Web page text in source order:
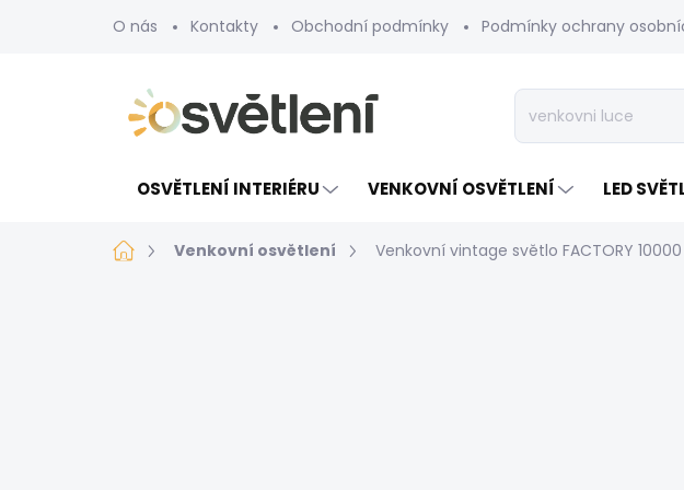
O nás Kontakty Obchodní podmínky Podmínky ochrany
OSVĚTLENÍ INTERIÉRU VENKOVNÍ OSVĚTLENÍ LED
DomůVenkovní osvětlení Venkovní vintage světlo FACTORY 10000